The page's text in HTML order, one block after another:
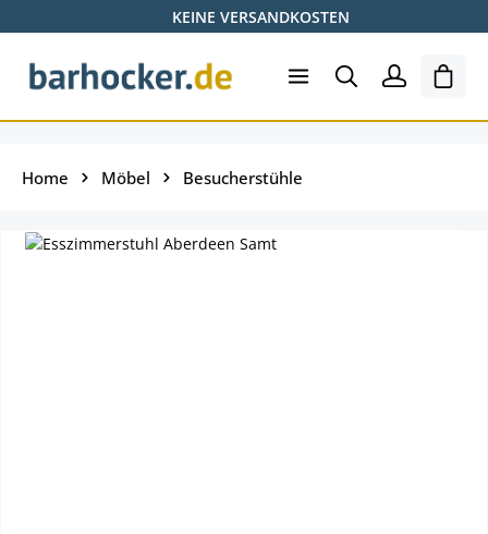
Zum Hauptinhalt springenKEINE VERSANDKOSTEN
Home Möbel Besucherstühle